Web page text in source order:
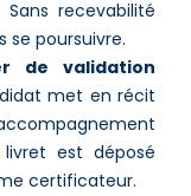
recevabilité
se poursuivre.
de validation
met en récit
est déposé
certificateur.